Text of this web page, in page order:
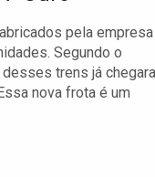
pela empresa
Segundo o
trens já
nova frota é um